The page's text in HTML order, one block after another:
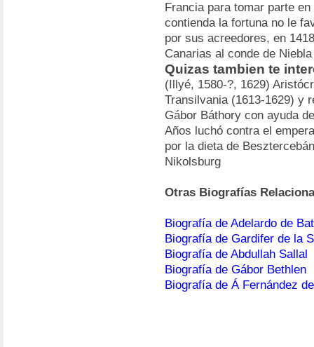
Francia para tomar parte
contienda la fortuna no le
por sus acreedores, en
Canarias al conde de Niebla
Quizas tambien te
(Illyé, 1580-?, 1629)
Transilvania (1613-1629) y
Gábor Báthory con ayuda
Años luchó contra el
por la dieta de
Nikolsburg
Otras Biografías
Biografía de Adelardo de
Biografía de Gardifer de la
Biografía de Abdullah Sallal
Biografía de Gábor Bethlen
Biografía de Á Fernández